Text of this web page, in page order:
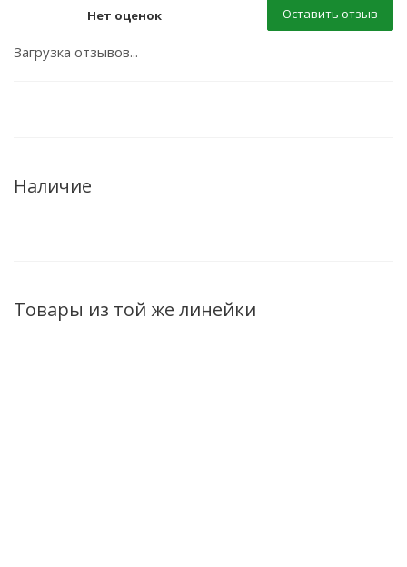
Нет оценок Оставить отзыв
Загрузка отзывов...
Наличие
Товары из той же линейки